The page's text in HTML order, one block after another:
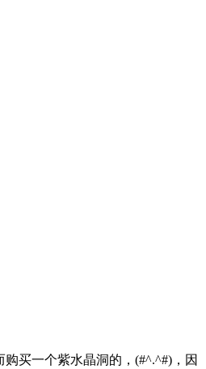
买一个紫水晶洞的，(#^.^#)，因